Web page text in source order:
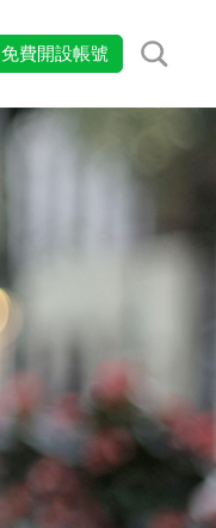
免費開設帳號